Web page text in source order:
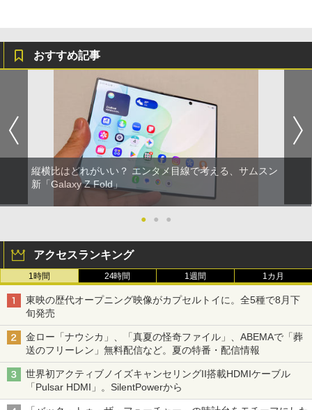
おすすめ記事
縦横比はどれがいい？ エンタメ目線で考える、サムスン
新「Galaxy Z Fold」
● ● ●
アクセスランキング
1時間 24時間 1週間 1カ月
東映の歴代オープニング映像がカプセルトイに。全5種で8月下
旬発売
金ロー「ナウシカ」、「真夏の怪奇ファイル」、ABEMAで「葬
送のフリーレン」無料配信など。夏の特番・配信情報
世界初アクティブノイズキャンセリングII搭載HDMIケーブル
「Pulsar HDMI」。SilentPowerから